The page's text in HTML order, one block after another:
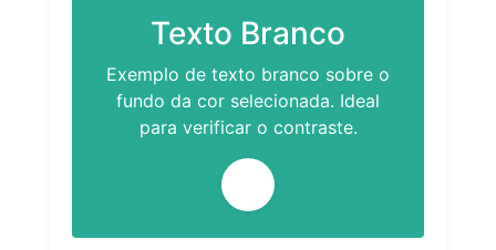
Texto Branco
Exemplo de texto branco sobre o
fundo da cor selecionada. Ideal
para verificar o contraste.